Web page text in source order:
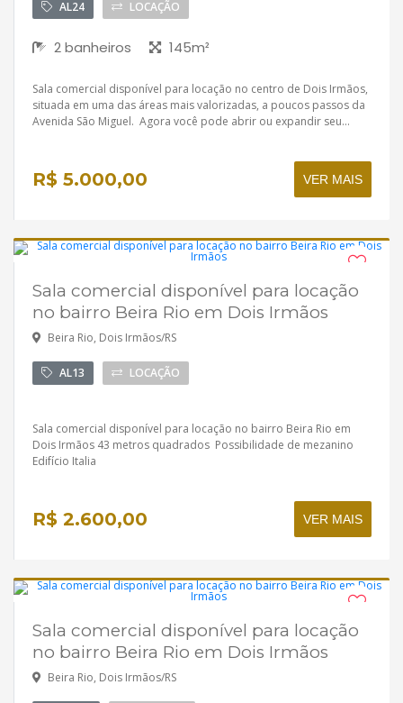
AL24 LOCAÇÃO
2 banheiros 145m²
Sala comercial disponível para locação no centro de Dois Irmãos,
situada em uma das áreas mais valorizadas, a poucos passos da
Avenida São Miguel. Agora você pode abrir ou expandir seu...
R$ 5.000,00 VER MAIS
Sala comercial disponível para locação
no bairro Beira Rio em Dois Irmãos
Beira Rio, Dois Irmãos/RS
AL13 LOCAÇÃO
Sala comercial disponível para locação no bairro Beira Rio em
Dois Irmãos 43 metros quadrados Possibilidade de mezanino
Edifício Italia
R$ 2.600,00 VER MAIS
Sala comercial disponível para locação
no bairro Beira Rio em Dois Irmãos
Beira Rio, Dois Irmãos/RS